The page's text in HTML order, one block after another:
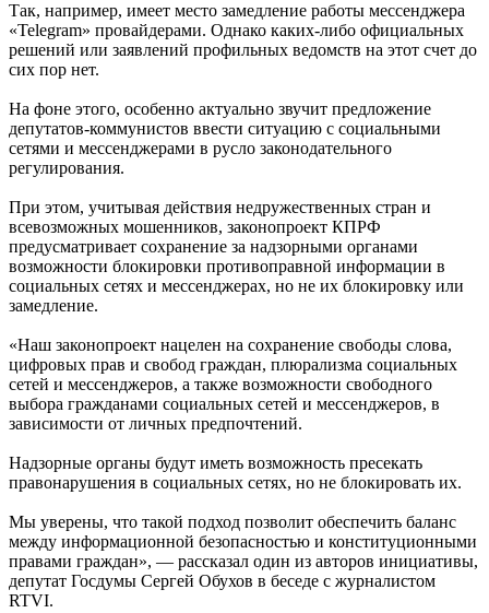
Так, например, имеет место замедление работы мессенджера
«Telegram» провайдерами. Однако каких-либо официальных
решений или заявлений профильных ведомств на этот счет до
сих пор нет.
На фоне этого, особенно актуально звучит предложение
депутатов-коммунистов ввести ситуацию с социальными
сетями и мессенджерами в русло законодательного
регулирования.
При этом, учитывая действия недружественных стран и
всевозможных мошенников, законопроект КПРФ
предусматривает сохранение за надзорными органами
возможности блокировки противоправной информации в
социальных сетях и мессенджерах, но не их блокировку или
замедление.
«Наш законопроект нацелен на сохранение свободы слова,
цифровых прав и свобод граждан, плюрализма социальных
сетей и мессенджеров, а также возможности свободного
выбора гражданами социальных сетей и мессенджеров, в
зависимости от личных предпочтений.
Надзорные органы будут иметь возможность пресекать
правонарушения в социальных сетях, но не блокировать их.
Мы уверены, что такой подход позволит обеспечить баланс
между информационной безопасностью и конституционными
правами граждан», — рассказал один из авторов инициативы,
депутат Госдумы Сергей Обухов в беседе с журналистом
RTVI.